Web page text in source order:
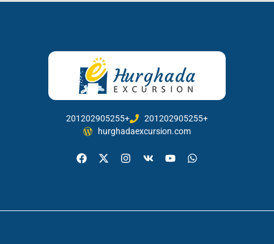
201202905255+
201202905255+
hurghadaexcursion.com